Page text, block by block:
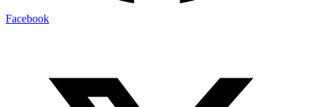
Facebook